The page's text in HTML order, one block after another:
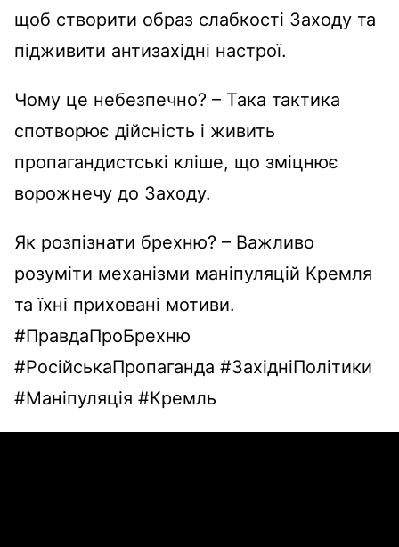
щоб створити образ слабкості Заходу та
підживити антизахідні настрої.
Чому це небезпечно? – Така тактика
спотворює дійсність і живить
пропагандистські кліше, що зміцнює
ворожнечу до Заходу.
Як розпізнати брехню? – Важливо
розуміти механізми маніпуляцій Кремля
та їхні приховані мотиви.
#ПравдаПроБрехню
#РосійськаПропаганда #ЗахідніПолітики
#Маніпуляція #Кремль